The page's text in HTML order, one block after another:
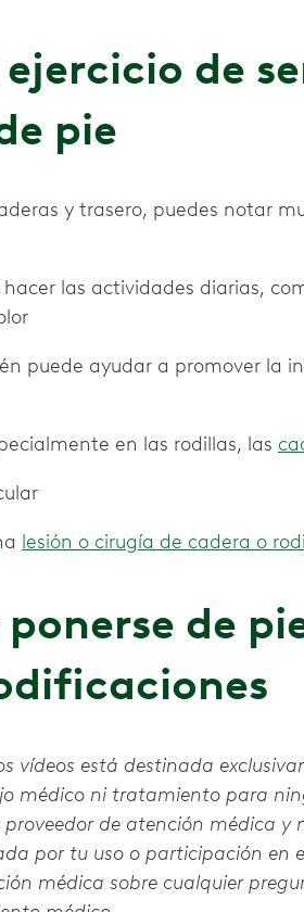
de
pie
y trasero, puedes notar
las actividades diarias,
puede ayudar a promover la
en las rodillas, las
lesión o cirugía de cadera o
de
vídeos está destinada
médico ni tratamiento para
de atención médica y
por tu uso o participación en
médica sobre cualquier